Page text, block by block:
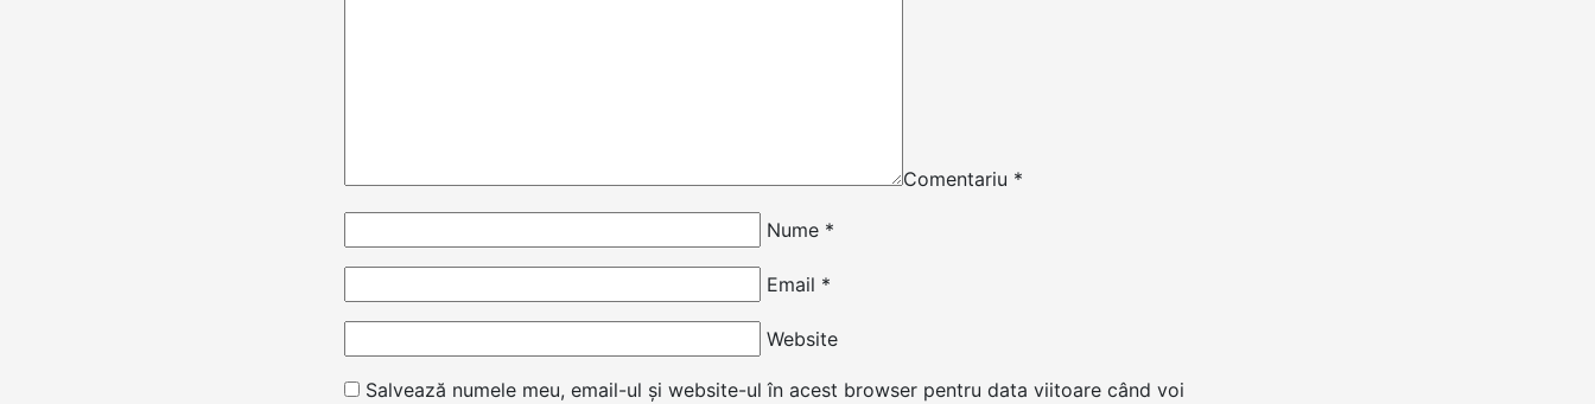
Comentariu *
Nume *
Email *
Website
Salvează numele meu, email-ul și website-ul în acest browser pentru data viitoare când voi